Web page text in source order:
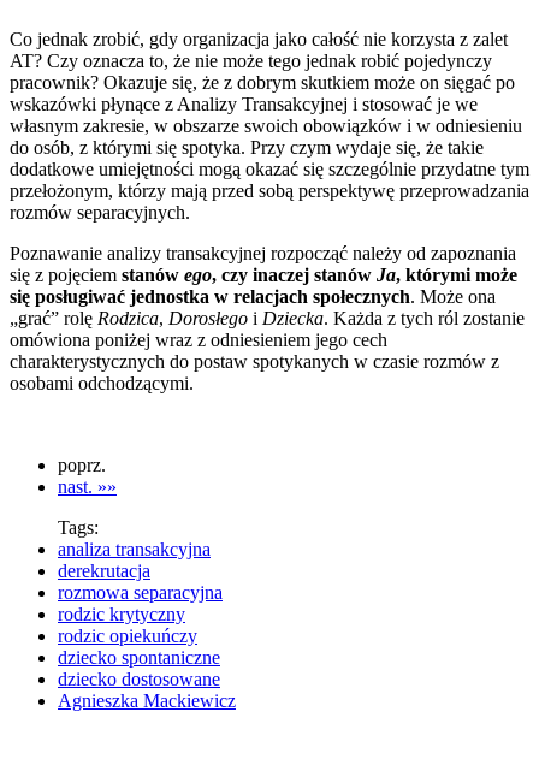
Co jednak zrobić, gdy organizacja jako całość nie korzysta z zalet
AT? Czy oznacza to, że nie może tego jednak robić pojedynczy
pracownik? Okazuje się, że z dobrym skutkiem może on sięgać po
wskazówki płynące z Analizy Transakcyjnej i stosować je we
własnym zakresie, w obszarze swoich obowiązków i w odniesieniu
do osób, z którymi się spotyka. Przy czym wydaje się, że takie
dodatkowe umiejętności mogą okazać się szczególnie przydatne tym
przełożonym, którzy mają przed sobą perspektywę przeprowadzania
rozmów separacyjnych.
Poznawanie analizy transakcyjnej rozpocząć należy od zapoznania
się z pojęciem stanów ego, czy inaczej stanów Ja, którymi może
się posługiwać jednostka w relacjach społecznych. Może ona
„grać” rolę Rodzica, Dorosłego i Dziecka. Każda z tych ról zostanie
omówiona poniżej wraz z odniesieniem jego cech
charakterystycznych do postaw spotykanych w czasie rozmów z
osobami odchodzącymi.
poprz.
nast. »»
Tags:
analiza transakcyjna
derekrutacja
rozmowa separacyjna
rodzic krytyczny
rodzic opiekuńczy
dziecko spontaniczne
dziecko dostosowane
Agnieszka Mackiewicz